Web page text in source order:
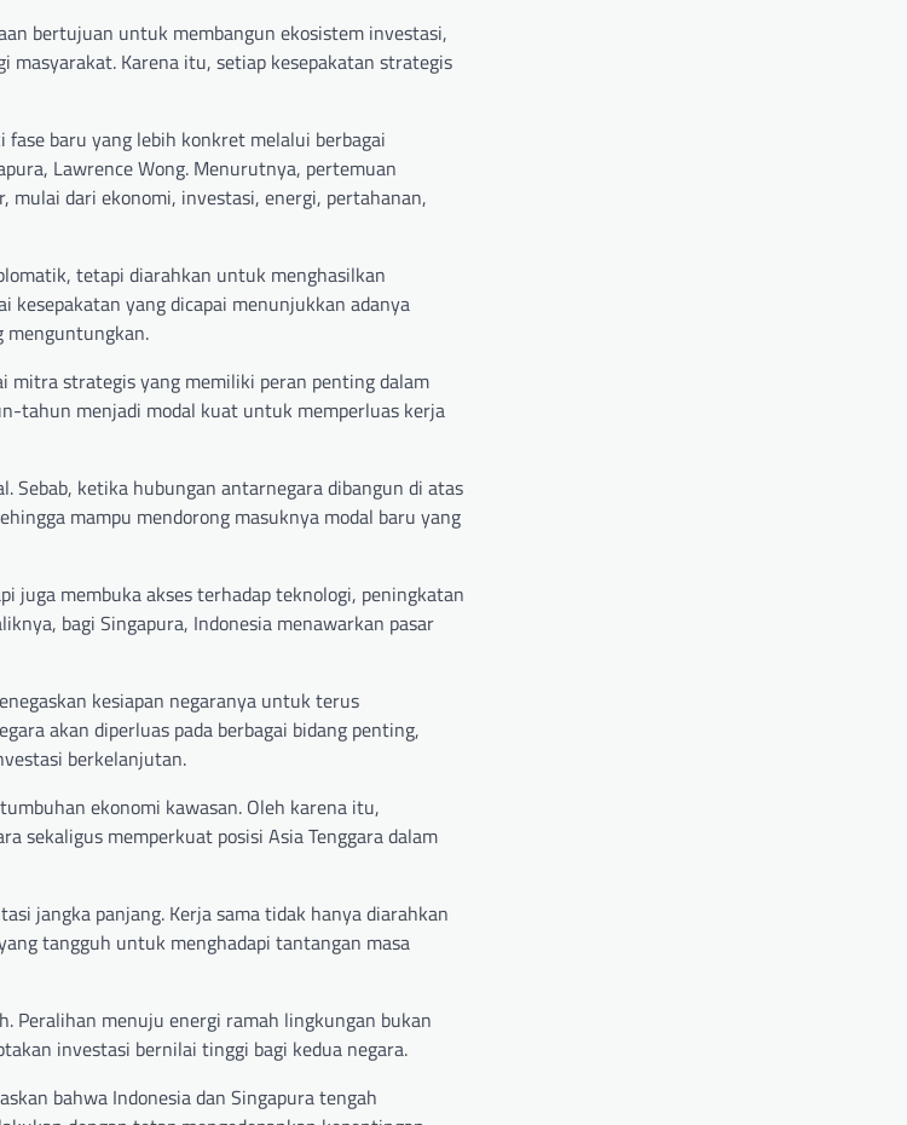
bertujuan untuk membangun ekosistem investasi,
masyarakat. Karena itu, setiap kesepakatan strategis
fase baru yang lebih konkret melalui berbagai
Lawrence Wong. Menurutnya, pertemuan
mulai dari ekonomi, investasi, energi, pertahanan,
tetapi diarahkan untuk menghasilkan
kesepakatan yang dicapai menunjukkan adanya
menguntungkan.
mitra strategis yang memiliki peran penting dalam
tahun menjadi modal kuat untuk memperluas kerja
ketika hubungan antarnegara dibangun di atas
mampu mendorong masuknya modal baru yang
juga membuka akses terhadap teknologi, peningkatan
bagi Singapura, Indonesia menawarkan pasar
kesiapan negaranya untuk terus
akan diperluas pada berbagai bidang penting,
berkelanjutan.
ekonomi kawasan. Oleh karena itu,
sekaligus memperkuat posisi Asia Tenggara dalam
jangka panjang. Kerja sama tidak hanya diarahkan
tangguh untuk menghadapi tantangan masa
Peralihan menuju energi ramah lingkungan bukan
investasi bernilai tinggi bagi kedua negara.
bahwa Indonesia dan Singapura tengah